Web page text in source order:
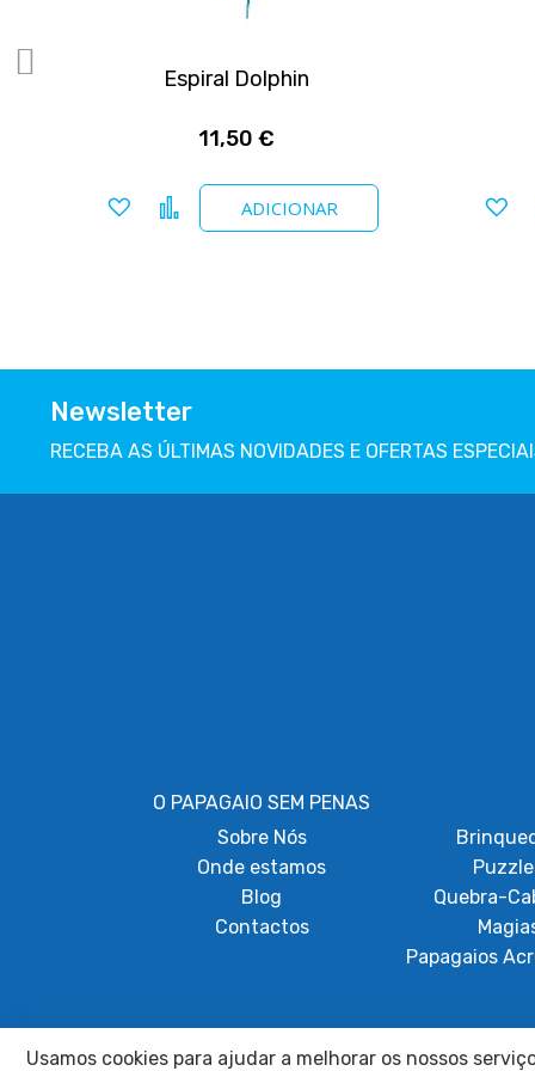
Espiral Dolphin
11,50 €
ADICIONAR
Adicionar a favoritos
Comparar
Newsletter
RECEBA AS ÚLTIMAS NOVIDADES E OFERTAS
O PAPAGAIO SEM PENAS
Sobre Nós
Onde estamos
Blog
Contactos
Quebra-
Papagaios
Usamos cookies para ajudar a melhorar os nossos